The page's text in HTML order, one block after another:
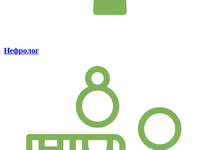
Нефролог